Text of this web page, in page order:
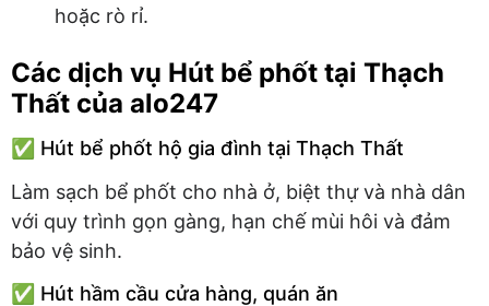
hoặc rò rỉ.
Các dịch vụ Hút bể phốt tại Thạch
Thất của alo247
✅ Hút bể phốt hộ gia đình tại Thạch Thất
Làm sạch bể phốt cho nhà ở, biệt thự và nhà dân
với quy trình gọn gàng, hạn chế mùi hôi và đảm
bảo vệ sinh.
✅ Hút hầm cầu cửa hàng, quán ăn